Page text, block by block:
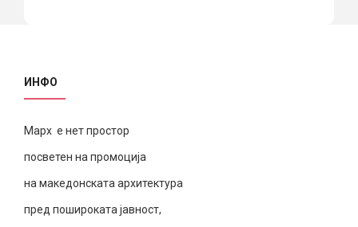
ИНФО
Марх е нет простор
посветен на промоција
на македонската архитектура
пред пошироката јавност,